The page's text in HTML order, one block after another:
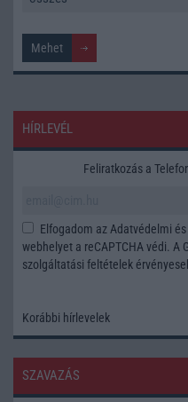
HÍRLEVÉL
Feliratkozás a
Elfogadom azAdatvédelmi
webhelyet a reCAPTCHA védi. A
szolgáltatási feltételek
Korábbi hírlevelek
SZAVAZÁS